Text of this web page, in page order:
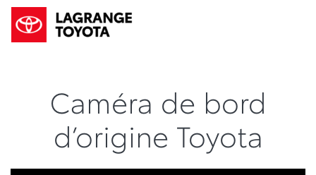
Caméra de bord
d’origine Toyota